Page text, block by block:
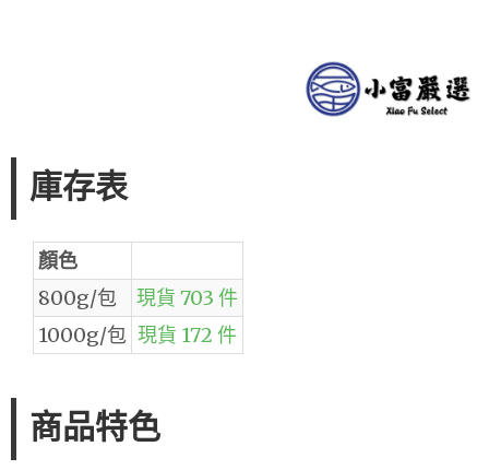
庫存表
顏色
800g/包
現貨 703 件
1000g/包 現貨 172 件
商品特色